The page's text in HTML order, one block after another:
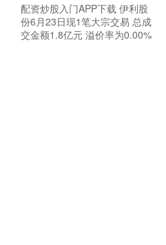
配资炒股入门APP下载 伊利股
份6月23日现1笔大宗交易 总成
交金额1.8亿元 溢价率为0.00%